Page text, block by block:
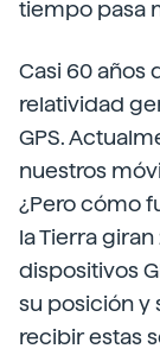
tiempo pasa
Casi 60 años
relatividad
GPS.
nuestros
¿Pero cómo
la Tierra
dispositivos
su posición y
recibir estas